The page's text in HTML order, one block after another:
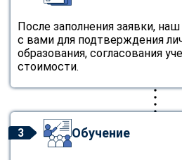
После заполнения заявки,
с вами для подтверждения
образования, согласования
стоимости.
3 Обучение